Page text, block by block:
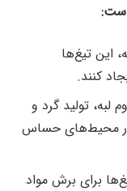
است:
این تیغ‌ها
کنند.
لبه، تولید گرد و
در محیط‌های حساس
برای برش مواد